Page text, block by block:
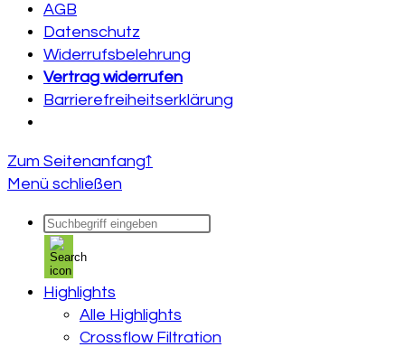
AGB
Datenschutz
Widerrufsbelehrung
Vertrag widerrufen
Barrierefreiheitserklärung
Zum Seitenanfang↑
Menü schließen
Products
search
Highlights
Alle Highlights
Crossflow Filtration